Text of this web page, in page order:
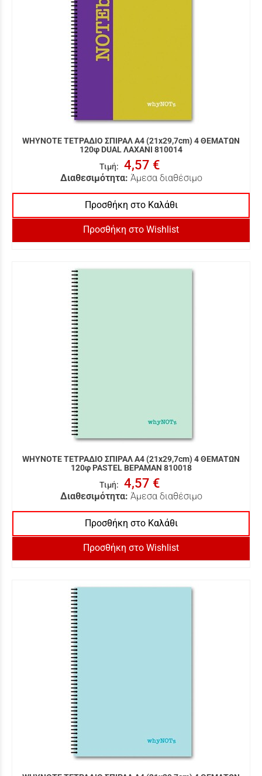
WHYNOTE ΤΕΤΡΑΔΙΟ ΣΠΙΡΑΛ Α4 (21x29,7cm) 4 ΘΕΜΑΤΩΝ
120φ DUAL ΛΑΧΑΝΙ 810014
Τιμή: 4,57 €
Διαθεσιμότητα: Άμεσα διαθέσιμο
Προσθήκη στο Καλάθι
Προσθήκη στο Wishlist
WHYNOTE ΤΕΤΡΑΔΙΟ ΣΠΙΡΑΛ Α4 (21x29,7cm) 4 ΘΕΜΑΤΩΝ
120φ PASTEL ΒΕΡΑΜΑΝ 810018
Τιμή: 4,57 €
Διαθεσιμότητα: Άμεσα διαθέσιμο
Προσθήκη στο Καλάθι
Προσθήκη στο Wishlist